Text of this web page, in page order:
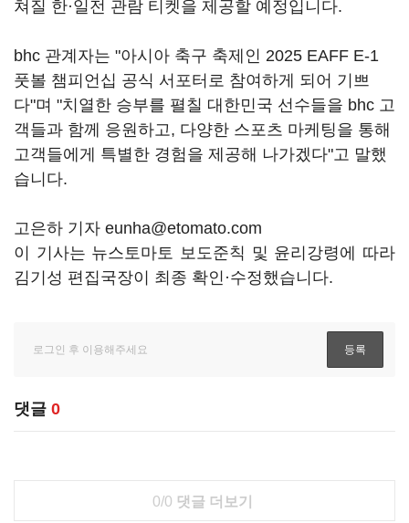
쳐질 한·일전 관람 티켓을 제공할 예정입니다.
bhc 관계자는 "아시아 축구 축제인 2025 EAFF E-1
풋볼 챔피언십 공식 서포터로 참여하게 되어 기쁘
다"며 "치열한 승부를 펼칠 대한민국 선수들을 bhc 고
객들과 함께 응원하고, 다양한 스포츠 마케팅을 통해
고객들에게 특별한 경험을 제공해 나가겠다"고 말했
습니다.
고은하 기자 eunha@etomato.com
이 기사는 뉴스토마토 보도준칙 및 윤리강령에 따라
김기성 편집국장이 최종 확인·수정했습니다.
댓글 0
0/0 댓글 더보기